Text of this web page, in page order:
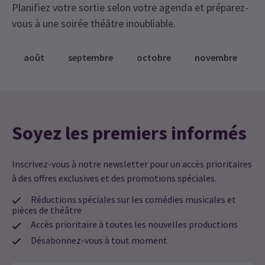
Planifiez votre sortie selon votre agenda et préparez-
vous à une soirée théâtre inoubliable.
août septembre octobre novembre
Soyez les premiers informés
Inscrivez-vous à notre newsletter pour un accès prioritaires
à des offres exclusives et des promotions spéciales.
Réductions spéciales sur les comédies musicales et
pièces de théâtre
Accès prioritaire à toutes les nouvelles productions
Désabonnez-vous à tout moment